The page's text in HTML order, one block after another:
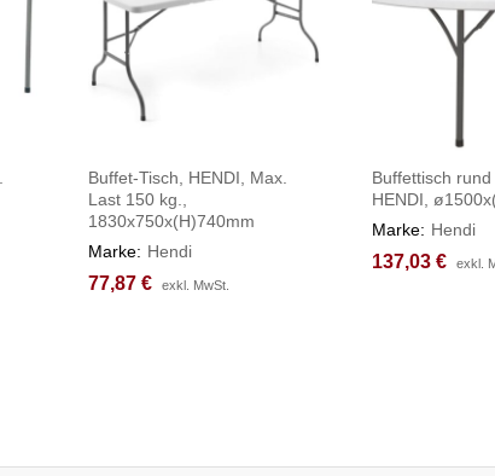
Buffet-Tisch, HENDI, Max.
Last 150 kg.,
1830x750x(H)740mm
Marke: Hendi
77,87 € exkl. MwSt.
77,87 € exkl. MwSt.
Buffettisch rund
HENDI,
Marke: Hendi
137,03 € exkl.
137,03 € exkl.